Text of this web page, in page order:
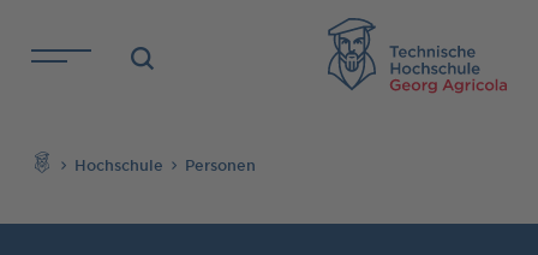
Direkt zu den Inhalten springen
Hochschule Personen